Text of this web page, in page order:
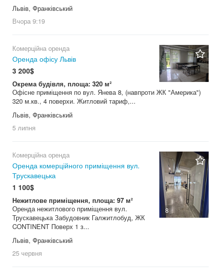
Львів, Франківський
Вчора 9:19
Комерційна оренда
Оренда офісу Львів
3 200$
Окрема будівля, площа: 320 м²
Офісне приміщення по вул. Янева 8, (навпроти ЖК "Америка")
320 м.кв., 4 поверхи. Житловий тариф,...
Львів, Франківський
5 липня
8
Комерційна оренда
Оренда комерційного приміщення вул.
Трускавецька
1 100$
Нежитлове приміщення, площа: 97 м²
Оренда нежитлового приміщення вул.
Трускавецька Забудовник Галжитлобуд, ЖК
CONTINENT Поверх 1 з...
Львів, Франківський
25 червня